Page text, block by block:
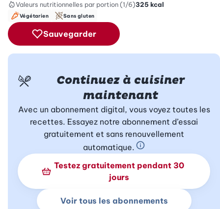
Valeurs nutritionnelles par portion (1/6)325 kcal
Végétarien Sans gluten
Sauvegarder
Continuez à cuisiner
maintenant
Avec un abonnement digital, vous voyez toutes les
recettes. Essayez notre abonnement d’essai
gratuitement et sans renouvellement
automatique. En savoir plus sur
Testez gratuitement pendant 30
jours
Voir tous les abonnements